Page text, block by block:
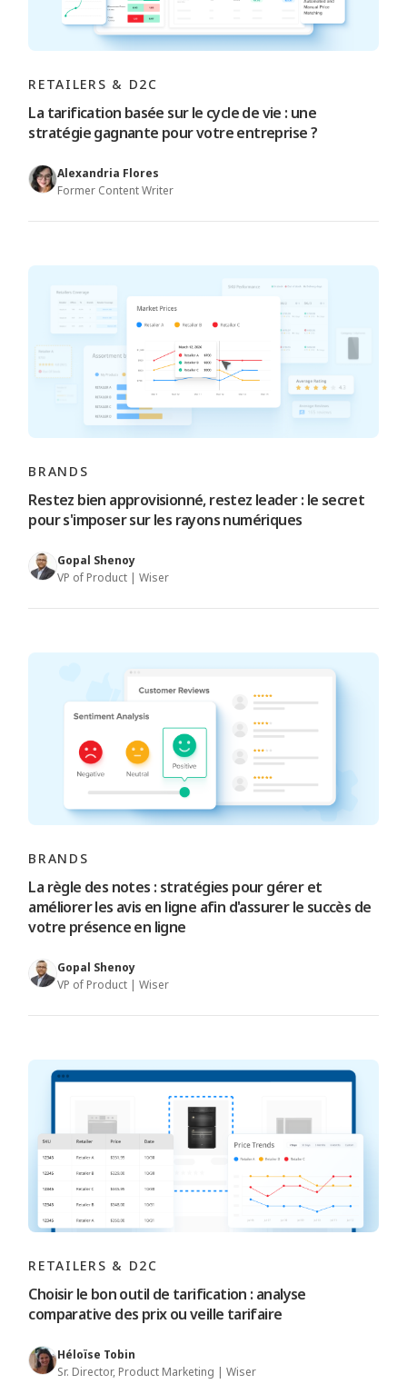
RETAILERS & D2C
La tarification basée sur le cycle de vie : une
stratégie gagnante pour votre entreprise ?
Alexandria Flores
Former Content Writer
BRANDS
Restez bien approvisionné, restez leader : le secret
pour s'imposer sur les rayons numériques
Gopal Shenoy
VP of Product | Wiser
BRANDS
La règle des notes : stratégies pour gérer et
améliorer les avis en ligne afin d'assurer le succès de
votre présence en ligne
Gopal Shenoy
VP of Product | Wiser
RETAILERS & D2C
Choisir le bon outil de tarification : analyse
comparative des prix ou veille tarifaire
Héloïse Tobin
Sr. Director, Product Marketing | Wiser